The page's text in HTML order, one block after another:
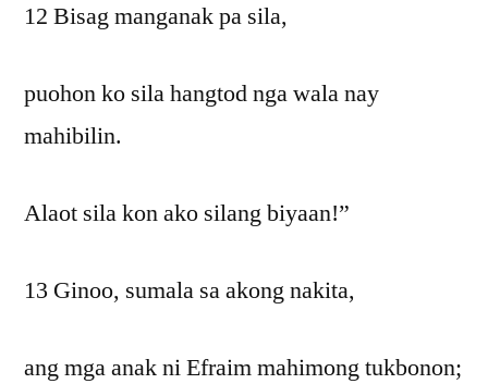
12 Bisag manganak pa sila,
puohon ko sila hangtod nga wala nay
mahibilin.
Alaot sila kon ako silang biyaan!”
13 Ginoo, sumala sa akong nakita,
ang mga anak ni Efraim mahimong tukbonon;